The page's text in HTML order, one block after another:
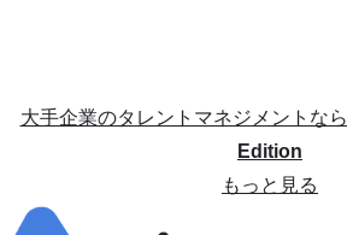
大手企業のタレントマネジメントなら
Edition
もっと見る